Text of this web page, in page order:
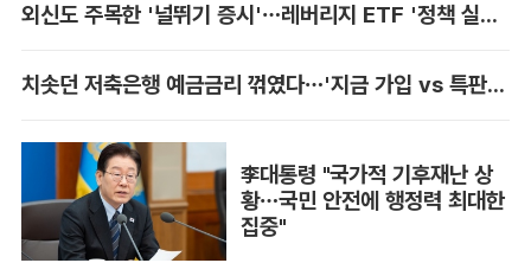
외신도 주목한 '널뛰기 증시'…레버리지 ETF '정책 실패' 책임론 공방
치솟던 저축은행 예금금리 꺾였다…'지금 가입 vs 특판 대기' 셈법 복잡
李대통령 "국가적 기후재난 상
황…국민 안전에 행정력 최대한
집중"